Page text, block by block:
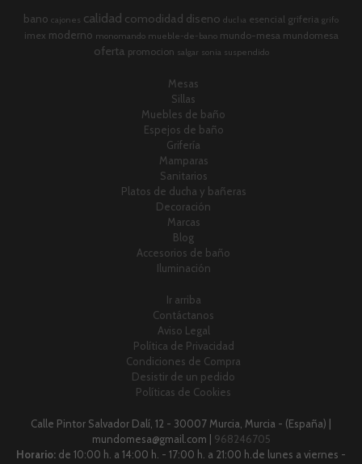
bano cajones calidad comodidad diseno ducha esencial griferia grifo
imex moderno monomando mueble-de-bano mundo-mesa mundomesa
oferta promocion salgar sonia suspendido
Mesas
Sillas
Muebles de baño
Espejos de baño
Grifería
Mamparas
Sanitarios
Platos de ducha y bañeras
Decoración
Marcas
Blog
Accesorios de baño
Iluminación
Ir arriba
Contáctanos
Aviso Legal
Política de Privacidad
Condiciones de Compra
Desistir de un pedido
Políticas de Cookies
Calle Pintor Salvador Dalí, 12 - 30007 Murcia, Murcia - (España) |
mundomesa@gmail.com | 968246705
Horario: de 10:00 h. a 14:00 h. - 17:00 h. a 21:00 h.de lunes a viernes -